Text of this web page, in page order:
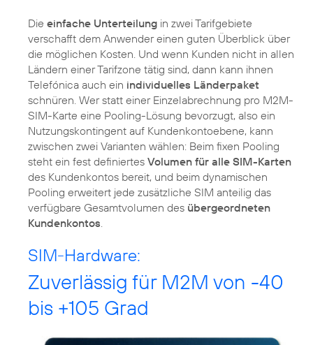
Die einfache Unterteilung in zwei Tarifgebiete
verschafft dem Anwender einen guten Überblick über
die möglichen Kosten. Und wenn Kunden nicht in allen
Ländern einer Tarifzone tätig sind, dann kann ihnen
Telefónica auch ein individuelles Länderpaket
schnüren. Wer statt einer Einzelabrechnung pro M2M-
SIM-Karte eine Pooling-Lösung bevorzugt, also ein
Nutzungskontingent auf Kundenkontoebene, kann
zwischen zwei Varianten wählen: Beim fixen Pooling
steht ein fest definiertes Volumen für alle SIM-Karten
des Kundenkontos bereit, und beim dynamischen
Pooling erweitert jede zusätzliche SIM anteilig das
verfügbare Gesamtvolumen des übergeordneten
Kundenkontos
SIM-Hardware:
Zuverlässig für M2M von -40
bis +105 Grad